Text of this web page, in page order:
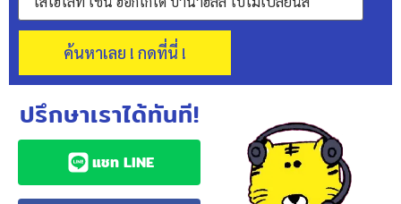
ค้นหาเลย ! กดที่นี่ !
ปรึกษาเราได้ทันที!
แชท LINE